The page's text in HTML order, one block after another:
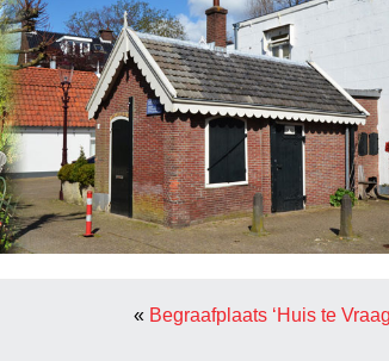
« Begraafplaats ‘Huis te